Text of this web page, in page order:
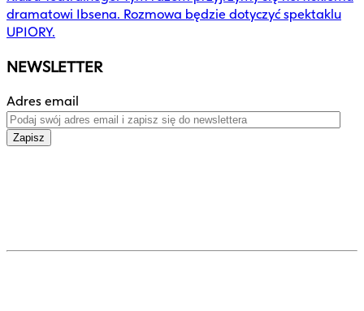
dramatowi Ibsena. Rozmowa będzie dotyczyć spektaklu
UPIORY.
NEWSLETTER
Adres email
Zapisz